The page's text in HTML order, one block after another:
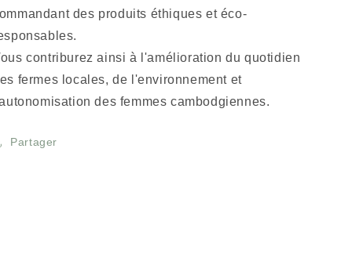
des produits éthiques et éco-
contriburez ainsi à l'amélioration du quotidien
fermes locales, de l'environnement et
des femmes cambodgiennes.
Partager